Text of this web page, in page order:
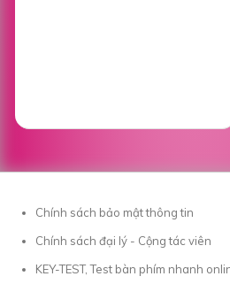
Chính sách bảo mật thông tin
Chính sách đại lý - Cộng tác viên
KEY-TEST, Test bàn phím nhanh